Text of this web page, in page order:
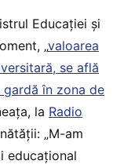
Educației și
„valoarea
se află
în zona de
la Radio
„M-am
educațional